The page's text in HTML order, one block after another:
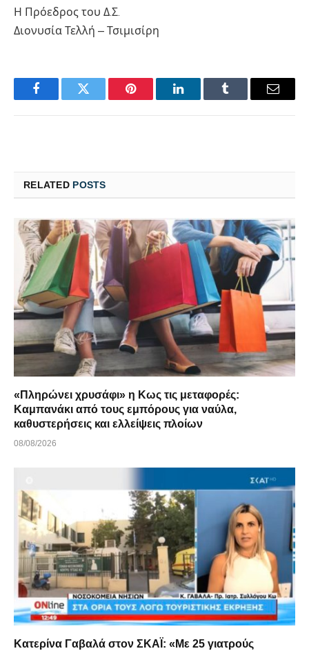
Η Πρόεδρος του Δ.Σ.
Διονυσία Τελλή – Τσιμισίρη
FacebookTwitter Pinterest LinkedInTumblr Email
RELATED POSTS
«Πληρώνει χρυσάφι» η Κως τις μεταφορές:
Καμπανάκι από τους εμπόρους για ναύλα,
καθυστερήσεις και ελλείψεις πλοίων
08/08/2026
Κατερίνα Γαβαλά στον ΣΚΑΪ: «Με 25 γιατρούς